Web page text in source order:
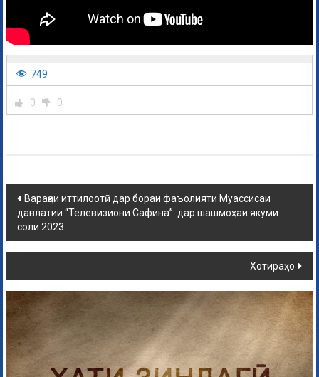
749
0 0
Варақаи иттилоотӣ дар бораи фаъолияти Муассисаи
давлатии “Телевизиони Сафина” дар шашмоҳаи якуми
соли 2023.
Хотираҳо